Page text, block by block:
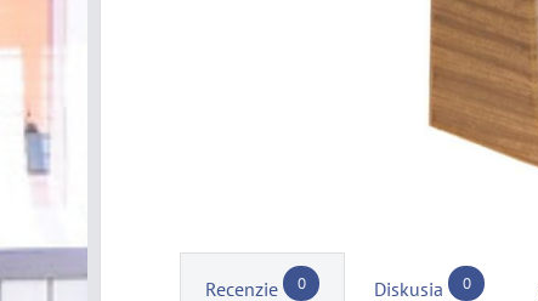
Recenzie 0 Diskusia 0